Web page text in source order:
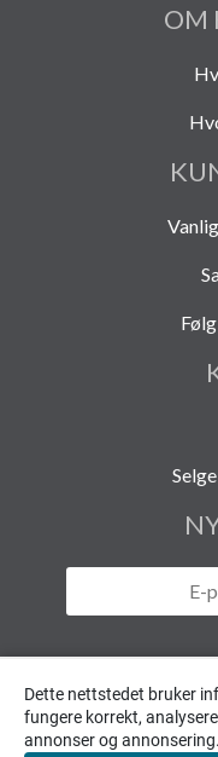
Dette nettstedet bruker
fungere korrekt,
annonser og annonsering.
OM
© 2020